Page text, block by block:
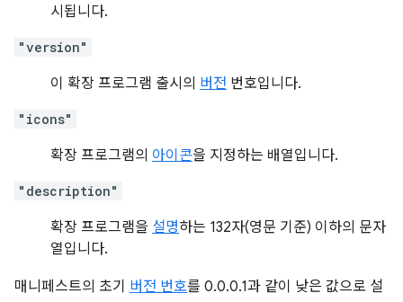
시됩니다.
"version"
이 확장 프로그램 출시의 버전 번호입니다.
"icons"
확장 프로그램의 아이콘을 지정하는 배열입니다.
"description"
확장 프로그램을 설명하는 132자(영문 기준) 이하의 문자
열입니다.
매니페스트의 초기 버전 번호를 0.0.0.1과 같이 낮은 값으로 설